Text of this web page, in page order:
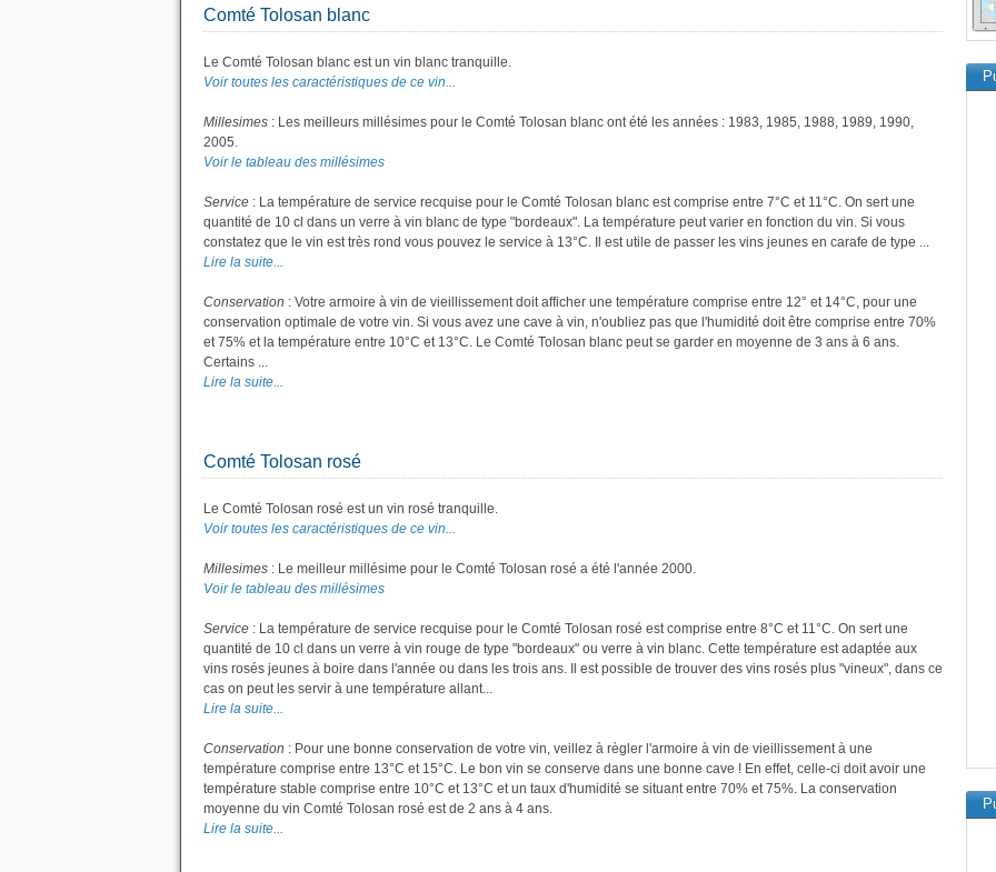
Comté Tolosan blanc
Le Comté Tolosan blanc est un vin blanc tranquille.
Voir toutes les caractéristiques de ce vin...
Millesimes : Les meilleurs millésimes pour le Comté Tolosan blanc ont été les années : 1983, 1985, 1988, 1989, 1990,
2005.
Voir le tableau des millésimes
Service : La température de service recquise pour le Comté Tolosan blanc est comprise entre 7°C et 11°C. On sert une
quantité de 10 cl dans un verre à vin blanc de type "bordeaux". La température peut varier en fonction du vin. Si vous
constatez que le vin est très rond vous pouvez le service à 13°C. Il est utile de passer les vins jeunes en carafe de type ...
Lire la suite...
Conservation : Votre armoire à vin de vieillissement doit afficher une température comprise entre 12° et 14°C, pour une
conservation optimale de votre vin. Si vous avez une cave à vin, n'oubliez pas que l'humidité doit être comprise entre 70%
et 75% et la température entre 10°C et 13°C. Le Comté Tolosan blanc peut se garder en moyenne de 3 ans à 6 ans.
Certains ...
Lire la suite...
Comté Tolosan rosé
Le Comté Tolosan rosé est un vin rosé tranquille.
Voir toutes les caractéristiques de ce vin...
Millesimes : Le meilleur millésime pour le Comté Tolosan rosé a été l'année 2000.
Voir le tableau des millésimes
Service : La température de service recquise pour le Comté Tolosan rosé est comprise entre 8°C et 11°C. On sert une
quantité de 10 cl dans un verre à vin rouge de type "bordeaux" ou verre à vin blanc. Cette température est adaptée aux
vins rosés jeunes à boire dans l'année ou dans les trois ans. Il est possible de trouver des vins rosés plus "vineux", dans ce
cas on peut les servir à une température allant...
Lire la suite...
Conservation : Pour une bonne conservation de votre vin, veillez à règler l'armoire à vin de vieillissement à une
température comprise entre 13°C et 15°C. Le bon vin se conserve dans une bonne cave ! En effet, celle-ci doit avoir une
température stable comprise entre 10°C et 13°C et un taux d'humidité se situant entre 70% et 75%. La conservation
moyenne du vin Comté Tolosan rosé est de 2 ans à 4 ans.
Lire la suite...